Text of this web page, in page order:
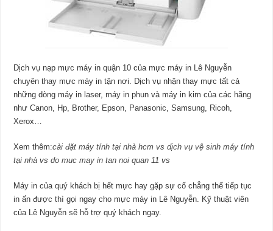
Dịch vụ nạp mực máy in quận 10 của mực máy in Lê Nguyễn
chuyên thay mực máy in tận nơi. Dịch vụ nhận thay mực tất cả
những dòng máy in laser, máy in phun và máy in kim của các hãng
như Canon, Hp, Brother, Epson, Panasonic, Samsung, Ricoh,
Xerox…
Xem thêm:cài đặt máy tính tại nhà hcm vsdịch vụ vệ sinh máy tính
tại nhà vsdo muc may in tan noi quan 11 vs
Máy in của quý khách bị hết mực hay gặp sự cố chẳng thể tiếp tục
in ấn được thì gọi ngay cho mực máy in Lê Nguyễn. Kỹ thuật viên
của Lê Nguyễn sẽ hỗ trợ quý khách ngay.